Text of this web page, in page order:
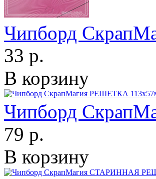
Чипборд
33 р.
В корзину
Чипборд
79 р.
В корзину